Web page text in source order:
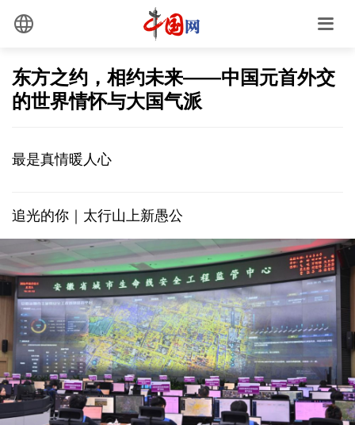
东方之约，相约未来——中国元首外交
的世界情怀与大国气派
最是真情暖人心
追光的你｜太行山上新愚公